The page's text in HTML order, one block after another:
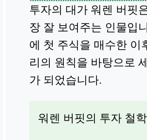
투자의 대가 워렌 버핏
장 잘 보여주는 인물입
에 첫 주식을 매수한 이
리의 원칙을 바탕으로
가 되었습니다.
워렌 버핏의 투자 철학